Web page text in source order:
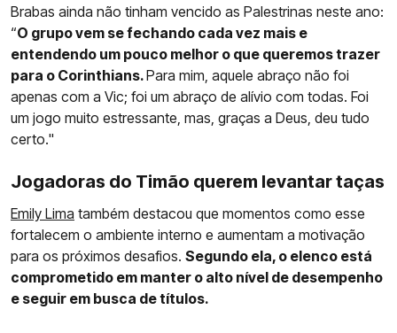
Brabas ainda não tinham vencido as Palestrinas neste ano:
“O grupo vem se fechando cada vez mais e
entendendo um pouco melhor o que queremos trazer
para o Corinthians.Para mim, aquele abraço não foi
apenas com a Vic; foi um abraço de alívio com todas. Foi
um jogo muito estressante, mas, graças a Deus, deu tudo
certo."
Jogadoras do Timão querem levantar taças
Emily Lima também destacou que momentos como esse
fortalecem o ambiente interno e aumentam a motivação
para os próximos desafios. Segundo ela, o elenco está
comprometido em manter o alto nível de desempenho
e seguir em busca de títulos.